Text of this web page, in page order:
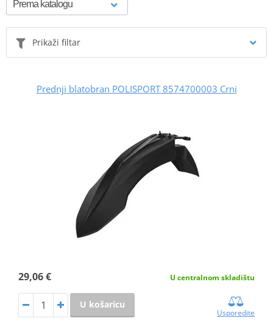
Prikaži filtar
Prednji blatobran POLISPORT 8574700003 Crni
29,06 € U centralnom skladištu
U košaricu
Usporedite